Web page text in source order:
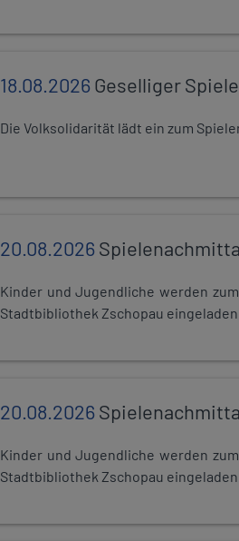
18.08.2026Geselliger
Die Volksolidarität lädt ein zum
20.08.2026
Kinder und Jugendliche werden
Stadtbibliothek Zschopau
20.08.2026
Kinder und Jugendliche werden
Stadtbibliothek Zschopau